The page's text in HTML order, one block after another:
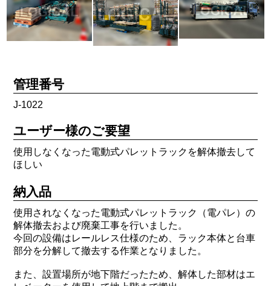
管理番号
J-1022
ユーザー様のご要望
使用しなくなった電動式パレットラックを解体撤去して
ほしい
納入品
使用されなくなった電動式パレットラック（電パレ）の
解体撤去および廃棄工事を行いました。
今回の設備はレールレス仕様のため、ラック本体と台車
部分を分解して撤去する作業となりました。
また、設置場所が地下階だったため、解体した部材はエ